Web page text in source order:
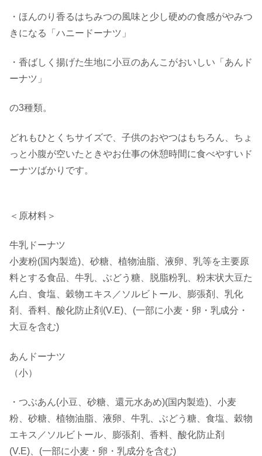
・ほんのり香るはちみつの風味と少し硬めの食感がやみつ
きになる「ハニードーナツ」
・香ばしく揚げた生地に小豆のあんこがおいしい「あんド
ーナツ」
の3種類。
どれもひとくちサイズで、子供のおやつはもちろん、ちょ
っと小腹が空いたときやお仕事の休憩時間に食べやすいド
ーナツばかりです。
＜原材料＞
牛乳ドーナツ
小麦粉(国内製造)、砂糖、植物油脂、液卵、乳等を主要原
料とする食品、牛乳、ぶどう糖、脱脂粉乳、粉末状大豆た
ん白、食塩、穀物エキス／ソルビトール、膨張剤、乳化
剤、香料、酸化防止剤(V.E)、(一部に小麦・卵・乳成分・
大豆を含む)
あんドーナツ
（小）
・つぶあん(小豆、砂糖、還元水あめ)(国内製造)、小麦
粉、砂糖、植物油脂、液卵、牛乳、ぶどう糖、食塩、穀物
エキス／ソルビトール、膨張剤、香料、酸化防止剤
(V.E)、(一部に小麦・卵・乳成分を含む)